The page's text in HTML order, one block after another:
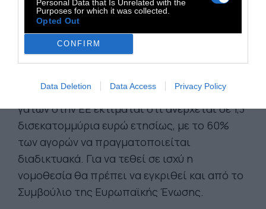
Personal Data that Is Unrelated with the
Purposes for which it was collected.
Opted Out
CONFIRM
Data Deletion Data Access Privacy Policy
στην ενίσχυση της προστασίας των ζώων
συντροφιάς.
Σημειώνεται ότι περίπου το 44% των
Ευρωπαίων πολιτών διαθέτει κατοικίδιο
πρέπει να ενισχυθεί. Η αγορά σκύλων και
γατών στην ΕΕ εκτιμάται ότι ανέρχεται σε 1,3
δισεκατομμύρια ευρώ ετησίως, με το 60%
των αγορών να πραγματοποιείται
διαδικτυακά. Για να τεθεί σε ισχύ η
νομοθεσία θα πρέπει να εγκριθεί και από το
Συμβούλιο της Ευρωπαϊκής Ένωσης.